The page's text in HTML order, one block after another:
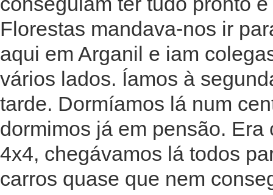
Florestas mandava-nos ir
aqui em Arganil e iam
vários lados. Íamos à
tarde. Dormíamos lá num
dormimos já em pensão.
4x4, chegávamos lá todos
carros quase que nem